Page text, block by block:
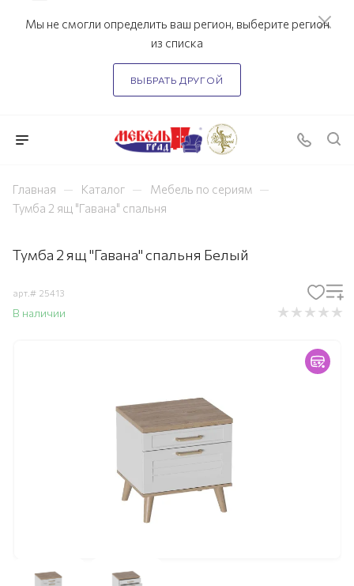
Мы не смогли определить ваш регион, выберите регион
из списка
ВЫБРАТЬ ДРУГОЙ
Главная — Каталог — Мебель по сериям —
Тумба 2 ящ "Гавана" спальня
Тумба 2 ящ "Гавана" спальня Белый
арт.# 25413
В наличии